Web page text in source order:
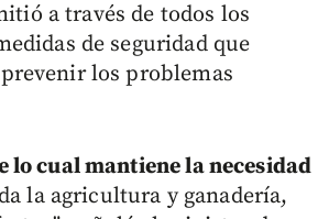
a través de todos los
de seguridad que
los problemas
lo cual mantiene la necesidad
la agricultura y ganadería,